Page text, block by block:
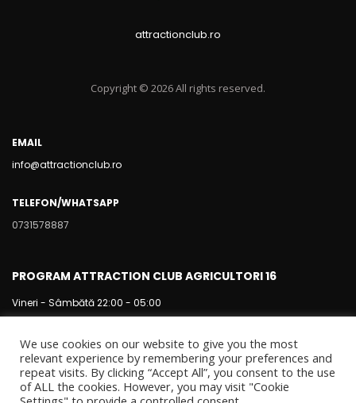
attractionclub.ro
Copyright © 2026 All rights reserved.
EMAIL
info@attractionclub.ro
TELEFON/WHATSAPP
0731578887
PROGRAM ATTRACTION CLUB AGRICULTORI 16
Vineri - Sâmbătă 22:00 - 05:00
We use cookies on our website to give you the most
relevant experience by remembering your preferences and
repeat visits. By clicking “Accept All”, you consent to the use
of ALL the cookies. However, you may visit "Cookie